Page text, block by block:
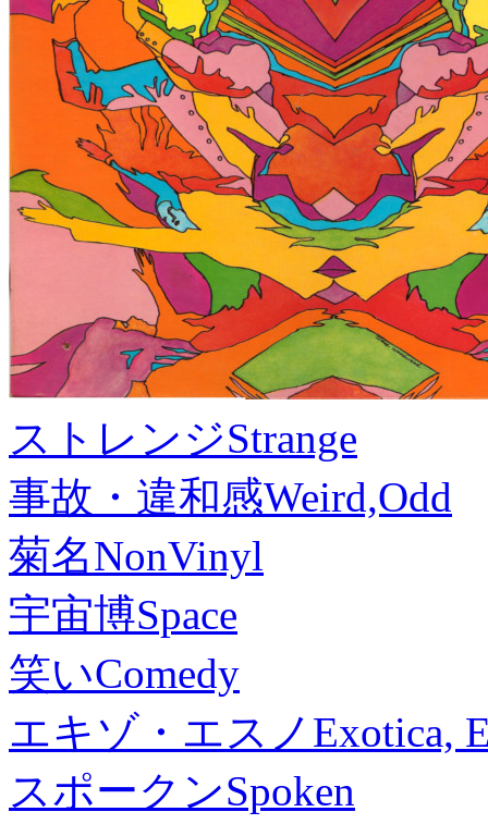
ストレンジStrange
事故・違和感Weird,Odd
菊名NonVinyl
宇宙博Space
笑いComedy
エキゾ・エスノ Exotica,
スポークンSpoken